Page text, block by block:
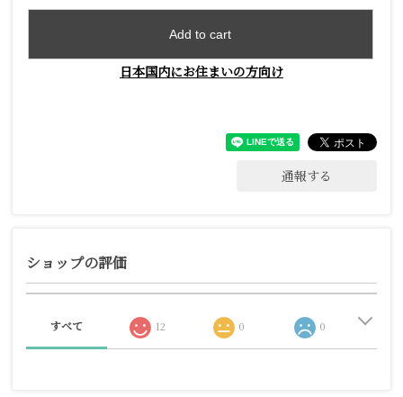
Add to cart
日本国内にお住まいの方向け
通報する
ショップの評価
すべて 12 0 0